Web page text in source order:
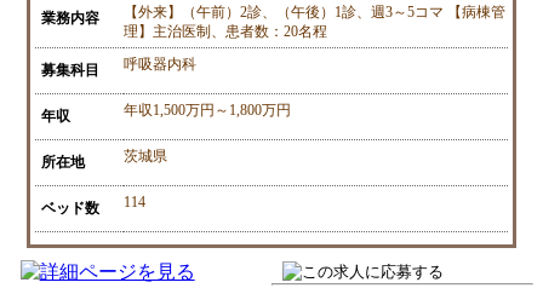
業務内容
【外来】（午前）2診、（午後）1診、週3～5コマ 【病棟管
理】主治医制、患者数：20名程
募集科目 呼吸器内科
年収 年収1,500万円～1,800万円
所在地 茨城県
ベッド数 114